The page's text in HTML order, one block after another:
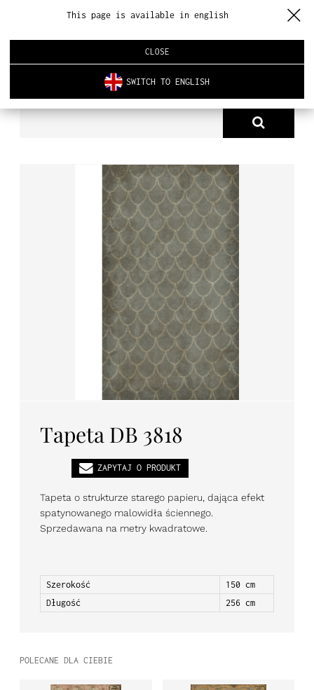
O NAS
NOWOŚCI
ARCHITEKTURA WNĘTRZ
REALIZACJE
AKTUALNOŚCI
PL EN DE
TAPETA DB 3818
Tapeta DB 3818
ZAPYTAJ O PRODUKT
Tapeta o strukturze starego papieru, dająca efekt
spatynowanego malowidła ściennego.
Sprzedawana na metry kwadratowe.
Szerokość
150 cm
Długość
256 cm
POLECANE DLA CIEBIE
This page is available in english
CLOSE
SWITCH TO ENGLISH